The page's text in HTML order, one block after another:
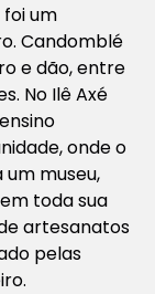
um
Candomblé
e dão, entre
No Ilê Axé
onde o
museu,
toda sua
artesanatos
pelas